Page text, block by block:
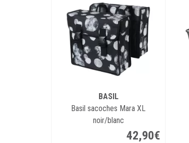
BASIL
Basil sacoches Mara XL
noir/blanc
42,90€